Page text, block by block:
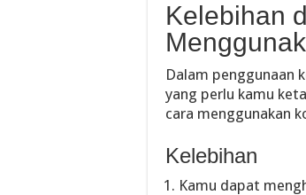
Kelebihan
Dalam penggunaan
yang perlu kamu
cara menggunakan
Kelebihan
Kamu dapat